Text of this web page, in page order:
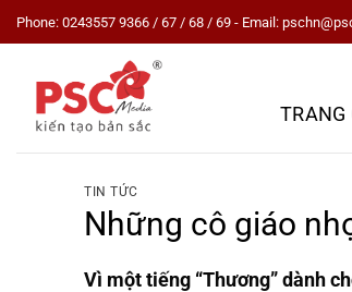
Skip
to
Phone: 0243557 9366 / 67 / 68 / 69 - Email:
TRANG
TIN TỨC
Những cô giáo
Vì một tiếng “Thương” dành